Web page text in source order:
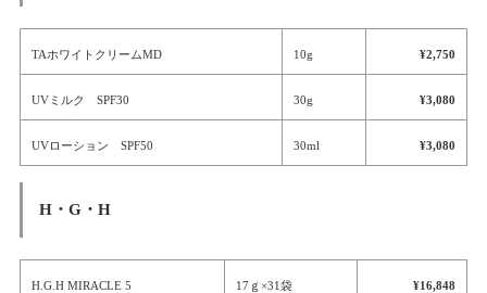
TAホワイトクリームMD 10g ¥2,750
UVミルク SPF30 30g ¥3,080
UVローション SPF50 30ml ¥3,080
H・G・H
H.G.H MIRACLE 5 17ｇ×31袋 ¥16,848